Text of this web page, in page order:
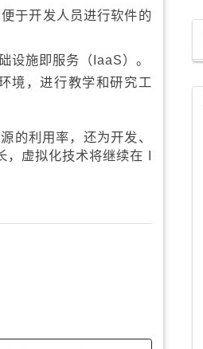
于开发人员进行软件的
设施即服务（IaaS）。
境，进行教学和研究工
的利用率，还为开发、
，虚拟化技术将继续在 I